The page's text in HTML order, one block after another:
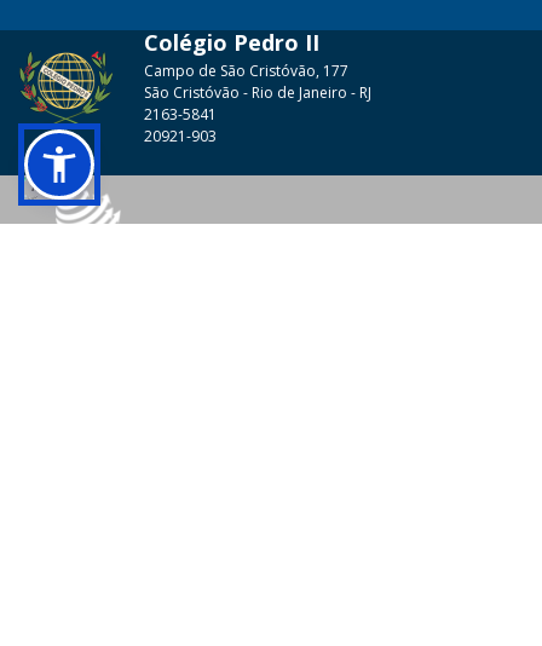
Colégio Pedro II
Campo de São Cristóvão, 177
São Cristóvão - Rio de Janeiro - RJ
2163-5841
20921-903